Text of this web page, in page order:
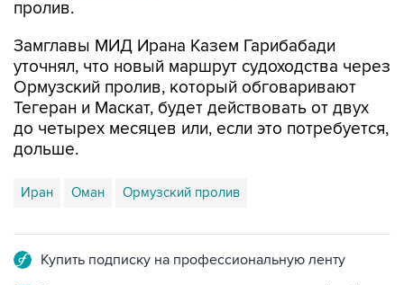
пролив.
Замглавы МИД Ирана Казем Гарибабади
уточнял, что новый маршрут судоходства через
Ормузский пролив, который обговаривают
Тегеран и Маскат, будет действовать от двух
до четырех месяцев или, если это потребуется,
дольше.
Иран Оман Ормузский пролив
Купить подписку на профессиональную ленту